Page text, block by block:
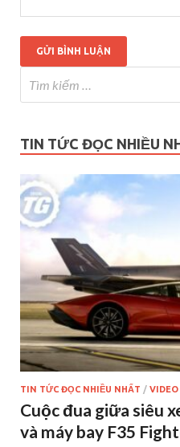
TIN TỨC ĐỌC NHIỀU
TIN TỨC ĐỌC NHIỀU NHẤT / VIDEO
Cuộc đua giữa siêu
và máy bay F35